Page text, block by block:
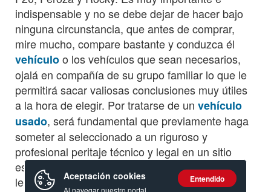
indispensable y no se debe dejar de hacer bajo
ninguna circunstancia, que antes de comprar,
mire mucho, compare bastante y conduzca él
vehículoo los vehículos que sean necesarios,
ojalá en compañía de su grupo familiar lo que le
permitirá sacar valiosas conclusiones muy útiles
a la hora de elegir. Por tratarse de un vehículo
usado, será fundamental que previamente haga
someter al seleccionado a un riguroso y
profesional peritaje técnico y legal en un sitio
especializado e imparcial que avale la compra y
le evite problemas futuros con el
auto.
Aceptación cookies
Al navegar nuestro portal,
Entendido